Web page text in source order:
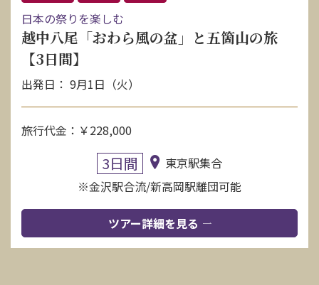
日本の祭りを楽しむ
越中八尾「おわら風の盆」と五箇山の旅
【3日間】
出発日： 9月1日（火）
旅行代金：￥228,000
3日間
東京駅集合
※金沢駅合流/新高岡駅離団可能
ツアー詳細を見る